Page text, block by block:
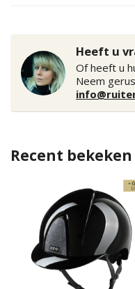
Heeft u
Of heeft u
Neem
Recent bekeken